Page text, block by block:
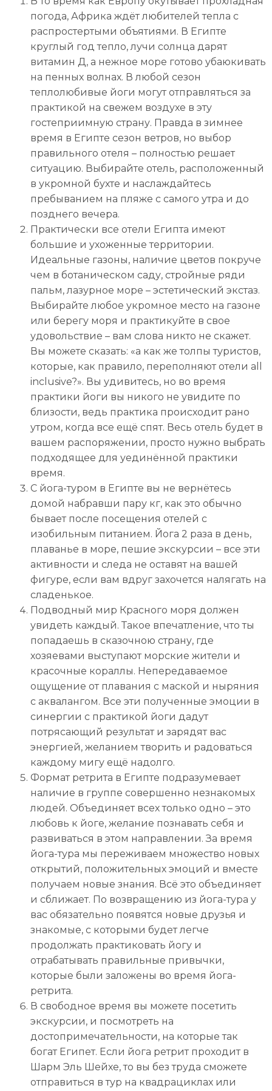
погода, Африка ждёт любителей тепла с
распростертыми объятиями. В Египте
круглый год тепло, лучи солнца дарят
витамин Д, а нежное море готово убаюкивать
на пенных волнах. В любой сезон
теплолюбивые йоги могут отправляться за
практикой на свежем воздухе в эту
гостеприимную страну. Правда в зимнее
время в Египте сезон ветров, но выбор
правильного отеля – полностью решает
ситуацию. Выбирайте отель, расположенный
в укромной бухте и наслаждайтесь
пребыванием на пляже с самого утра и до
позднего вечера.
Практически все отели Египта имеют
большие и ухоженные территории.
Идеальные газоны, наличие цветов покруче
чем в ботаническом саду, стройные ряди
пальм, лазурное море – эстетический экстаз.
Выбирайте любое укромное место на газоне
или берегу моря и практикуйте в свое
удовольствие – вам слова никто не скажет.
Вы можете сказать: «а как же толпы туристов,
которые, как правило, переполняют отели all
inclusive?». Вы удивитесь, но во время
практики йоги вы никого не увидите по
близости, ведь практика происходит рано
утром, когда все ещё спят. Весь отель будет в
вашем распоряжении, просто нужно выбрать
подходящее для уединённой практики
время.
С йога-туром в Египте вы не вернётесь
домой набравши пару кг, как это обычно
бывает после посещения отелей с
изобильным питанием. Йога 2 раза в день,
плаванье в море, пешие экскурсии – все эти
активности и следа не оставят на вашей
фигуре, если вам вдруг захочется налягать на
сладенькое.
Подводный мир Красного моря должен
увидеть каждый. Такое впечатление, что ты
попадаешь в сказочною страну, где
хозяевами выступают морские жители и
красочные кораллы. Непередаваемое
ощущение от плавания с маской и ныряния
с аквалангом. Все эти полученные эмоции в
синергии с практикой йоги дадут
потрясающий результат и зарядят вас
энергией, желанием творить и радоваться
каждому мигу ещё надолго.
Формат ретрита в Египте подразумевает
наличие в группе совершенно незнакомых
людей. Объединяет всех только одно – это
любовь к йоге, желание познавать себя и
развиваться в этом направлении. За время
йога-тура мы переживаем множество новых
открытий, положительных эмоций и вместе
получаем новые знания. Всё это объединяет
и сближает. По возвращению из йога-тура у
вас обязательно появятся новые друзья и
знакомые, с которыми будет легче
продолжать практиковать йогу и
отрабатывать правильные привычки,
которые были заложены во время йога-
ретрита.
В свободное время вы можете посетить
экскурсии, и посмотреть на
достопримечательности, на которые так
богат Египет. Если йога ретрит проходит в
Шарм Эль Шейхе, то вы без труда сможете
отправиться в тур на квадрациклах или